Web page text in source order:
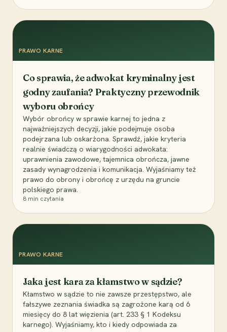
PRAWO KARNE
Co sprawia, że adwokat kryminalny jest
godny zaufania? Praktyczny przewodnik
wyboru obrońcy
Wybór obrońcy w sprawie karnej to jedna z
najważniejszych decyzji, jakie podejmuje osoba
podejrzana lub oskarżona. Sprawdź, jakie kryteria
realnie świadczą o wiarygodności adwokata:
uprawnienia zawodowe, tajemnica obrończa, jawne
zasady wynagrodzenia i komunikacja. Wyjaśniamy też
prawo do obrony i obrońcę z urzędu na gruncie
polskiego prawa.
8 min czytania
PRAWO KARNE
Jaka jest kara za kłamstwo w sądzie?
Kłamstwo w sądzie to nie zawsze przestępstwo, ale
fałszywe zeznania świadka są zagrożone karą od 6
miesięcy do 8 lat więzienia (art. 233 § 1 Kodeksu
karnego). Wyjaśniamy, kto i kiedy odpowiada za